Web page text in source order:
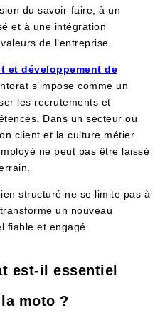
du savoir-faire, à un
et à une intégration
de l’entreprise.
et développement de
s’impose comme un
les recrutements et
Dans un secteur où
client et la culture métier
ne peut pas être laissé
structuré ne se limite pas à
un nouveau
fiable et engagé.
est-il essentiel
moto ?